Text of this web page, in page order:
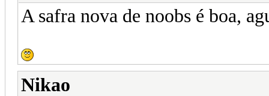
A safra nova de noobs é boa,
Nikao